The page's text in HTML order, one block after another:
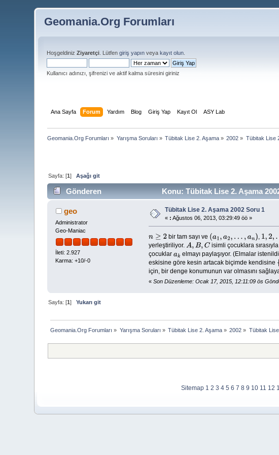
Geomania.Org Forumları
HoşgeldinizZiyaretçi . Lütfengiriş yapın veyakayıt olun
Kullanıcı adınızı, şifrenizi ve aktif kalma süresini giriniz
Ana Sayfa Forum Yardım Blog Giriş Yap Kayıt Ol ASY Lab
Geomania.Org Forumları » Yarışma Soruları » Tübitak Lise 2. Aşama » 2002 » Tübitak Lise
Sayfa: [1]Aşağı git
Gönderen Konu: Tübitak Lise 2. Aşama
geo
Administrator
Geo-Maniac
İleti: 2.927
Karma: +10/-0
Tübitak Lise 2. Aşama 2002 Soru 1
« : Ağustos 06, 2013, 03:29:49 öö »
n≥ 2 bir tam sayı ve (a1 ,a2,…, a n ) , 1,2,…,
yerleştiriliyor. A,B,C isimli çocuklara sırasıyla
çocuklar ak elmayı paylaşıyor. (Elmalar
eskisine göre kesin artacak biçimde kendisine {
için, bir denge konumunun var olmasını
« Son Düzenleme: Ocak 17, 2015, 12:11:09 ös
Sayfa: [1]Yukarı git
Geomania.Org Forumları » Yarışma Soruları » Tübitak Lise 2. Aşama » 2002 » Tübitak
Sitemap 1 2 3 4 5 6 7 8 9 10 11 12